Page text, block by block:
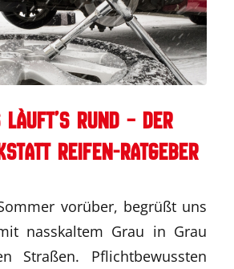
läuft’s rund – der
Reifen-Ratgeber
vorüber, begrüßt uns
nasskaltem Grau in Grau
Straßen. Pflichtbewussten